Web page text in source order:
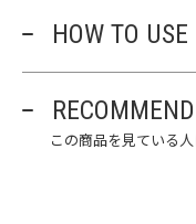
HOW TO USE
この商品を見ている